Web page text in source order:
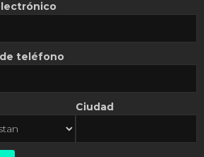
FLASH NEWS
Mercado Libre por costos
10 MARZO, 2026
teléfono
Ciudad